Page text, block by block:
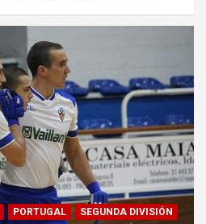
PORTUGAL SEGUNDA DIVISIÓN